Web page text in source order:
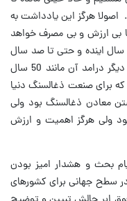
اصولا هرگز این یادداشت به
بی ارزش و بی مصرف خواهد
شد. قطعی بدانید که نفت و گاز قطعا تا 50 سال اینده و حتی تا صد سال
اینده هم تولید و مصرف خواهد داشت ولی دیگر درامد آن مانند 50 سال
که برای صنعت ذغالسنگ دنیا
معادن ذغالسنگ بود ولی
ولی هرگز اهمیت و ارزش
بحث و هشدار امیز بودن
در سطح جهانی برای کشورهای